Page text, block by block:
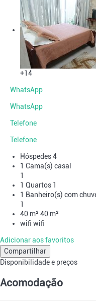
+14
WhatsApp
WhatsApp
Telefone
Telefone
Hóspedes4
1 Cama(s) casal
1
1 Quartos 1
1 Banheiro(s) com
1
40 m² 40 m²
wifi wifi
Adicionar aos favoritos
Compartilhar
Disponibilidade e preços
Acomodação